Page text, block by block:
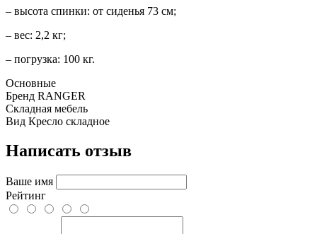
– высота спинки: от сиденья 73 см;
– вес: 2,2 кг;
– погрузка: 100 кг.
Основные
Бренд RANGER
Складная мебель
Вид Кресло складное
Написать отзыв
Ваше имя
Рейтинг